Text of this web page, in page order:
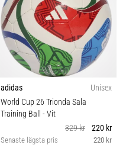
adidas
Unisex
World Cup 26 Trionda Sala
Training Ball - Vit
329 kr
220 kr
Senaste lägsta pris 220 kr